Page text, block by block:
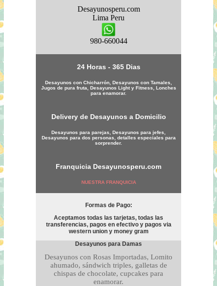
Desayunosperu.com
Lima Peru
980-660044
24 Horas - 365 Dias
Desayunos con Chicharrón, Desayunos con Tamales,
Jugos de pura fruta, Desayunos Light y Fitness, Lonches
para enamorar.
Delivery de Desayunos a Domicilio
Desayunos para parejas, Desayunos para jefes,
Desayunos para dos personas, detalles especiales para
sorprender.
Franquicia Desayunosperu.com
NUESTRA FRANQUICIA
Formas de Pago:
Aceptamos todas las tarjetas, todas las
transferencias, pagos en efectivo y pagos via
western union y money gram
Desayunos para Damas
Desayunos con Rosas Importadas, Lomito
ahumado, sándwich triples, galletas de
chispas de chocolate, cupcakes para
enamorar.